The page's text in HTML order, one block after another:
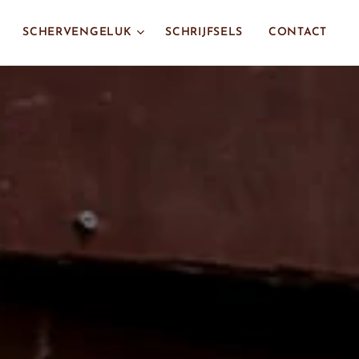
SCHERVENGELUK SCHRIJFSELS CONTACT